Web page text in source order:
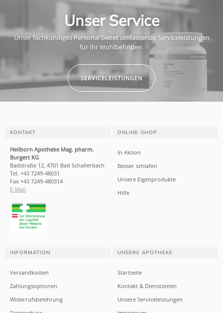
Unser Service
Unser fachkundiges Personal bietet umfassende Serviceleistungen
für Ihr Wohlbefinden.
SERVICELEISTUNGEN
KONTAKT
Heilborn Apotheke Mag. pharm.
Burgert KG
Badstraße 12, 4701 Bad Schallerbach
Tel. +43 7249-48031
Fax +43 7249-480314
E-Mail
ONLINE-SHOP
In Aktion
Besser schlafen
Unsere Eigenprodukte
Hilfe
INFORMATION
Versandkosten
Zahlungsoptionen
Widerrufsbelehrung
UNSERE APOTHEKE
Startseite
Kontakt & Dienstzeiten
Unsere Serviceleistungen